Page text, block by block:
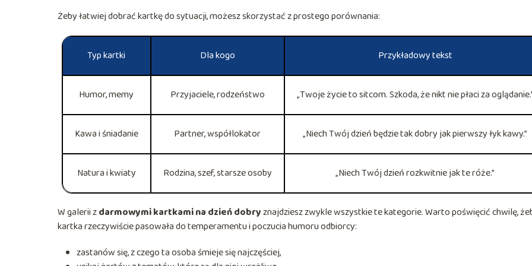
Żeby łatwiej dobrać kartkę do sytuacji, możesz skorzystać z prostego porównania:
Typ kartki Dla kogo Przykładowy tekst
Humor, memy Przyjaciele, rodzeństwo „Twoje życie to sitcom. Szkoda, że nikt nie płaci za
Kawa i śniadanie Partner, współlokator „Niech Twój dzień będzie tak dobry jak pierwszy łyk kawy.”
Natura i kwiaty Rodzina, szef, starsze osoby „Niech Twój dzień rozkwitnie jak te róże.”
W galerii zdarmowymi kartkami na dzień dobryznajdziesz zwykle wszystkie te kategorie. Warto poświęcić chwilę,
kartka rzeczywiście pasowała do temperamentu i poczucia humoru odbiorcy:
zastanów się, z czego ta osoba śmieje się najczęściej,